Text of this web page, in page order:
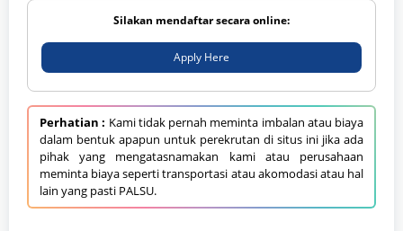
Silakan mendaftar secara online:
Apply Here
Perhatian : Kami tidak pernah meminta imbalan atau biaya
dalam bentuk apapun untuk perekrutan di situs ini jika ada
pihak yang mengatasnamakan kami atau perusahaan
meminta biaya seperti transportasi atau akomodasi atau hal
lain yang pasti PALSU.